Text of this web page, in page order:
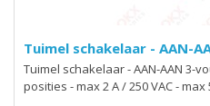
Tuimel schakelaar - AAN-
Tuimel schakelaar - AAN-AAN 3-
posities - max 2 A / 250 VAC -